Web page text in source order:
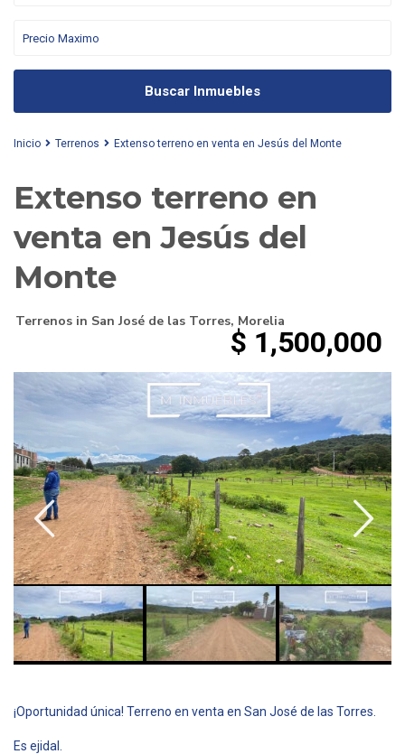
Buscar Inmuebles
Inicio Terrenos Extenso terreno en venta en Jesús del Monte
Extenso terreno en
venta en Jesús del
Monte
Terrenos in San José de las Torres, Morelia
$ 1,500,000
¡Oportunidad única! Terreno en venta en San José de las Torres.
Es ejidal.